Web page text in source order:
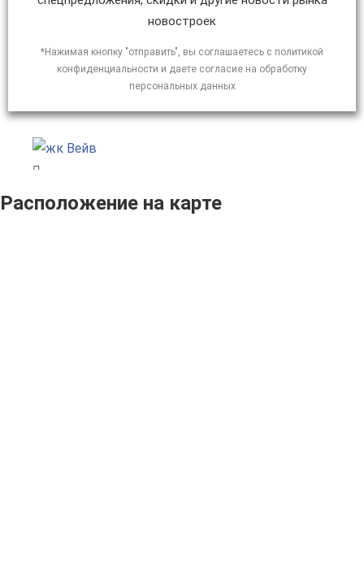
новостроек
*Нажимая кнопку "отправить", вы соглашаетесь с политикой
конфиденциальности и даете согласие на обработку
персональных данных
Расположение на карте